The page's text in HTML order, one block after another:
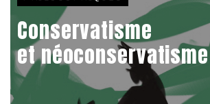
Conservatisme
et néoconservatisme